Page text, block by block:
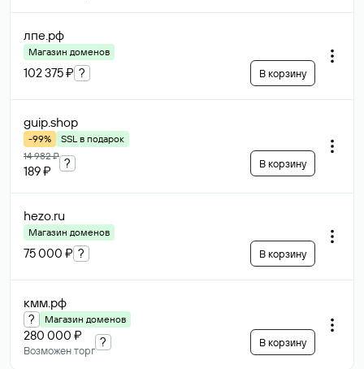
лпе.рф
Магазин доменов
102 375 ₽ ? В корзину
guip.shop
-99%
SSL в подарок
14 982 ₽
189 ₽
? В корзину
hezo.ru
Магазин доменов
75 000 ₽ ? В корзину
кмм.рф
? Магазин доменов
280 000 ₽
Возможен торг
? В корзину